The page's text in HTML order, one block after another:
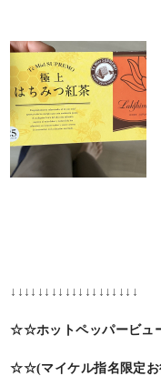
↓↓↓↓↓↓↓↓↓↓↓↓↓↓↓↓↓↓↓
☆☆ホットペッパービュ
☆☆(マイケル指名限定お